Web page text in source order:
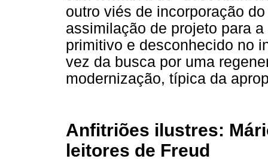
outro viés de incorporação
assimilação de projeto para
primitivo e desconhecido no
vez da busca por uma
modernização, típica da
Anfitriões ilustres:
leitores de Freud